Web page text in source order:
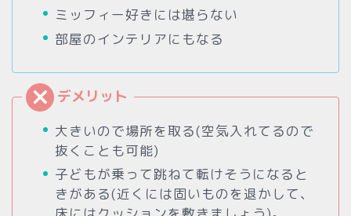
ミッフィー好きには堪らない
部屋のインテリアにもなる
大きいので場所を取る(空気入れてるので
抜くことも可能)
子どもが乗って跳ねて転けそうになると
きがある(近くには固いものを退かして、